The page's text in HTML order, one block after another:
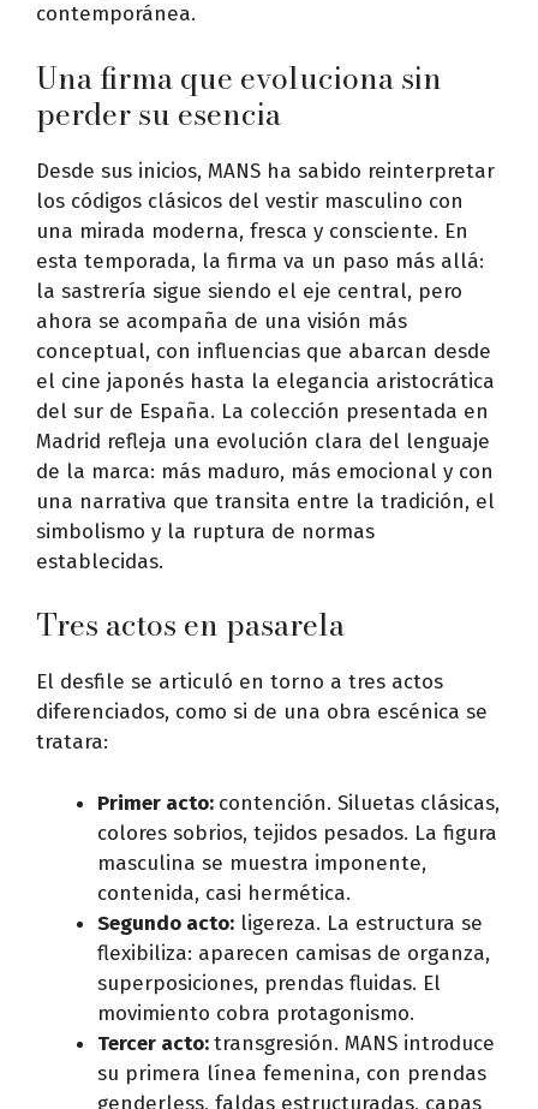
contemporánea.
Una firma que evoluciona sin
perder su esencia
Desde sus inicios, MANS ha sabido reinterpretar
los códigos clásicos del vestir masculino con
una mirada moderna, fresca y consciente. En
esta temporada, la firma va un paso más allá:
la sastrería sigue siendo el eje central, pero
ahora se acompaña de una visión más
conceptual, con influencias que abarcan desde
el cine japonés hasta la elegancia aristocrática
del sur de España. La colección presentada en
Madrid refleja una evolución clara del lenguaje
de la marca: más maduro, más emocional y con
una narrativa que transita entre la tradición, el
simbolismo y la ruptura de normas
establecidas.
Tres actos en pasarela
El desfile se articuló en torno a tres actos
diferenciados, como si de una obra escénica se
tratara:
Primer acto: contención. Siluetas clásicas,
colores sobrios, tejidos pesados. La figura
masculina se muestra imponente,
contenida, casi hermética.
Segundo acto: ligereza. La estructura se
flexibiliza: aparecen camisas de organza,
superposiciones, prendas fluidas. El
movimiento cobra protagonismo.
Tercer acto:transgresión. MANS introduce
su primera línea femenina, con prendas
genderless, faldas estructuradas, capas